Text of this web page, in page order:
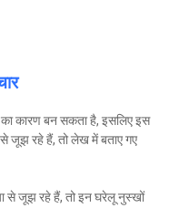
का कारण बन सकता है, इसलिए इस
जूझ रहे हैं, तो लेख में बताए गए
से जूझ रहे हैं, तो इन घरेलू नुस्खों